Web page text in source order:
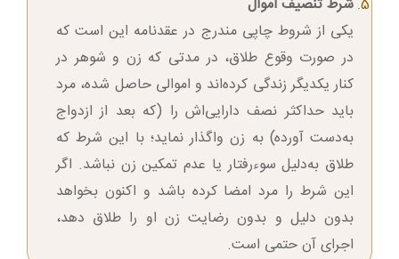
شرط تنصیف اموال
یکی از شروط چاپی مندرج در عقدنامه این است که
در صورت وقوع طلاق، در مدتی که زن و شوهر در
کنار یکدیگر زندگی کرده‌اند و اموالی حاصل شده، مرد
باید حداکثر نصف دارایی‌اش را (که بعد از ازدواج
به‌دست آورده) به زن واگذار نماید؛ با این شرط که
طلاق به‌دلیل سوءرفتار یا عدم تمکین زن نباشد. اگر
این شرط را مرد امضا کرده باشد و اکنون بخواهد
بدون دلیل و بدون رضایت زن او را طلاق دهد،
اجرای آن حتمی است.